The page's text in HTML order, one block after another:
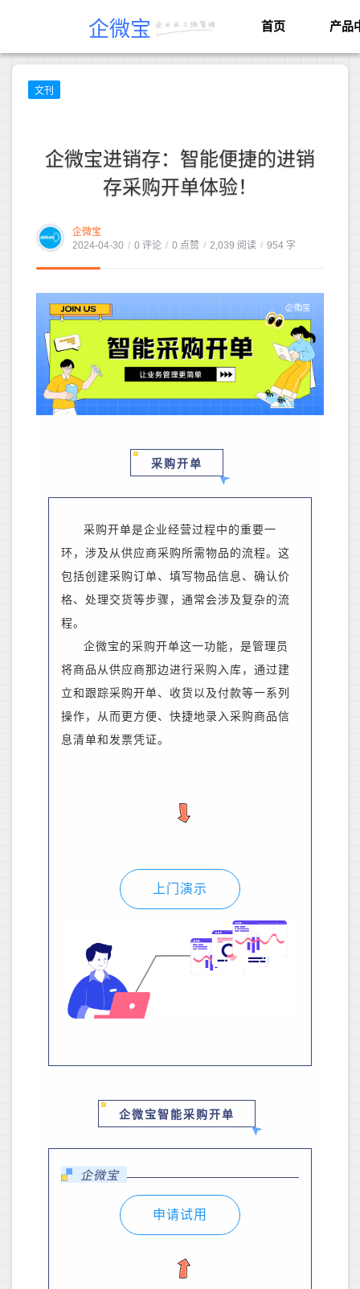
企微宝 首页 产品
文刊
企微宝进销存：智能便捷的进销
存采购开单体验！
企微宝
2024-04-30 / 0 评论 / 0 点赞 / 2,039 阅读 / 954 字
​采购开单
采购开单是企业经营过程中 的重要一
环，涉及从供应商采购所需物品的流程。这
包括创建采购订单、填写物品信息、确认价
格、处理交货等步骤，通常会涉及复杂的流
程。
企微宝 的采购开单这一功能，是管理员
将商品从供应商那边进行采购入库，通过建
立和跟踪采购开单、收货以及付款等一系列
操作，从而更方便、快捷地录入采购商品信
息清单和发票凭证。
上门演示
企微宝智能采购开单
企微宝
申请试用